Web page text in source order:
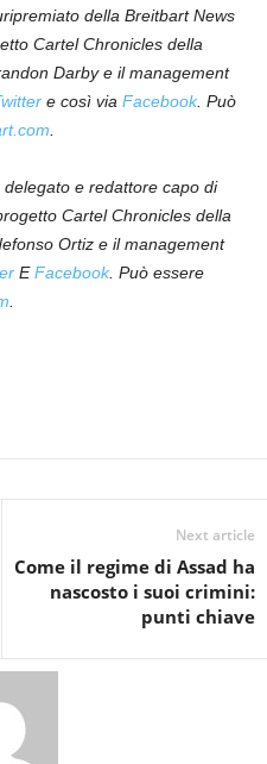
della Breitbart News
Cartel Chronicles della
Darby e il management
e così via Facebook. Può
delegato e redattore capo di
Cartel Chronicles della
Ortiz e il management
EFacebook. Può essere
Next article
Come il regime di Assad ha
nascosto i suoi crimini:
punti chiave